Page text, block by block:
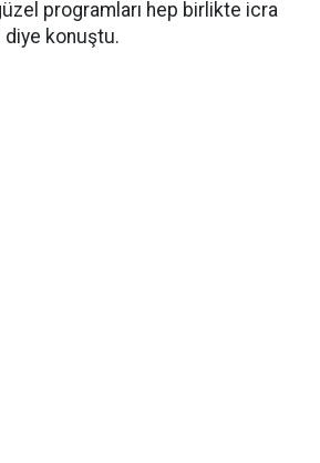
programları hep birlikte icra
diye konuştu.